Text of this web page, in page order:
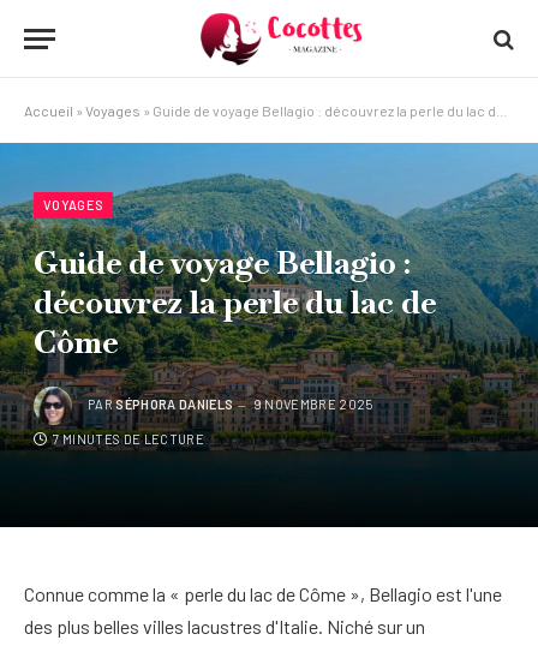
Accueil » Voyages » Guide de voyage Bellagio : découvrez la perle du lac de Côme
VOYAGES
Guide de voyage Bellagio :
découvrez la perle du lac de
Côme
PARSÉPHORA DANIELS 9 NOVEMBRE 2025
7 MINUTES DE LECTURE
Connue comme la « perle du lac de Côme », Bellagio est l'une
des plus belles villes lacustres d'Italie. Niché sur un